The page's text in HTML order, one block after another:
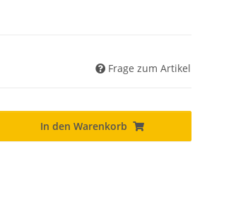
Frage zum Artikel
In den Warenkorb